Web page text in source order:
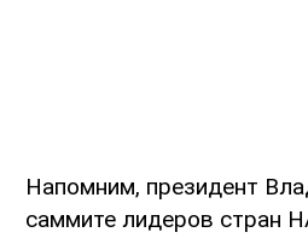
Напомним, президент
саммите лидеров стран